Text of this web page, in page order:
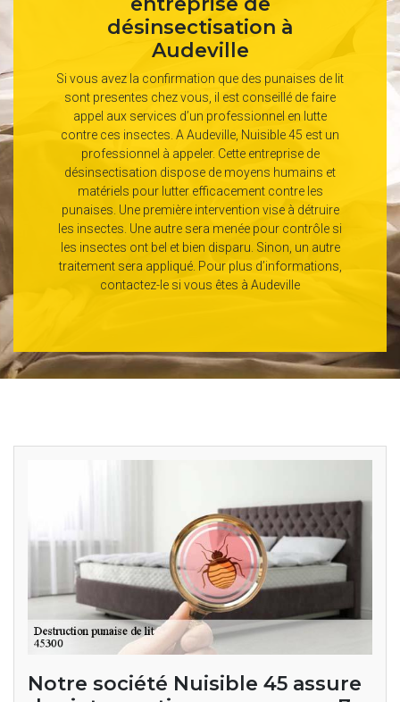
désinsectisation à
Audeville
Si vous avez la confirmation que des punaises de lit
sont presentes chez vous, il est conseillé de faire
appel aux services d’un professionnel en lutte
contre ces insectes. A Audeville, Nuisible 45 est un
professionnel à appeler. Cette entreprise de
désinsectisation dispose de moyens humains et
matériels pour lutter efficacement contre les
punaises. Une première intervention vise à détruire
les insectes. Une autre sera menée pour contrôle si
les insectes ont bel et bien disparu. Sinon, un autre
traitement sera appliqué. Pour plus d’informations,
contactez-le si vous êtes à Audeville
Notre société Nuisible 45 assure